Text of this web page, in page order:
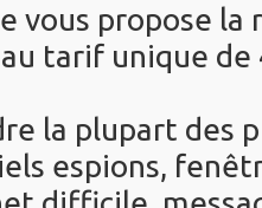
vous propose
tarif unique
la plupart des
espions,